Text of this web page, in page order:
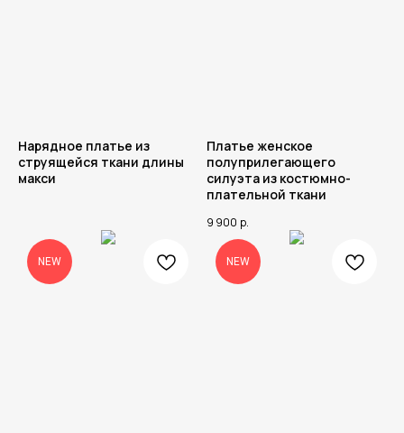
Нарядное платье из
струящейся ткани длины
макси
Платье женское
полуприлегающего
силуэта из костюмно-
плательной ткани
9 900 р.
NEW NEW